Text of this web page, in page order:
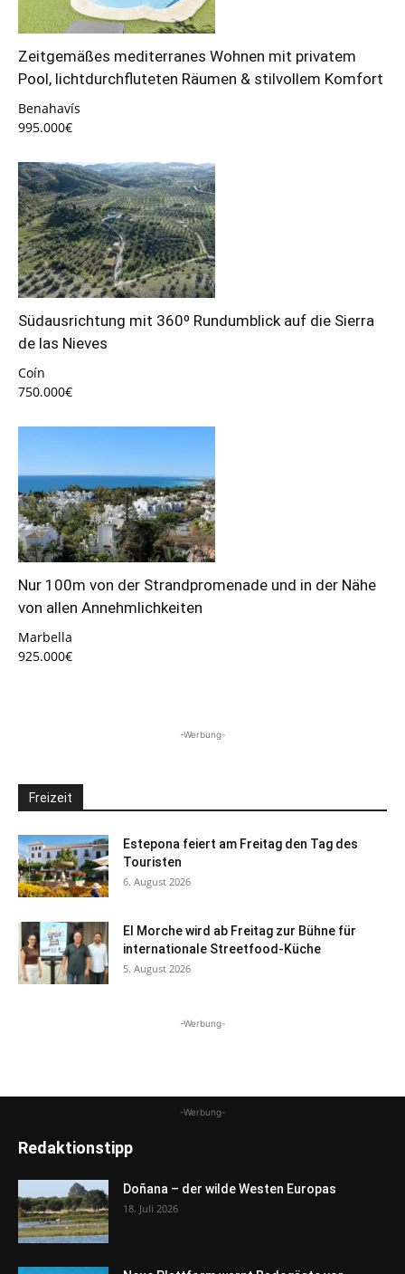
Zeitgemäßes mediterranes Wohnen mit privatem
Pool, lichtdurchfluteten Räumen & stilvollem Komfort
Benahavís
995.000€
Südausrichtung mit 360º Rundumblick auf die Sierra
de las Nieves
Coín
750.000€
Nur 100m von der Strandpromenade und in der Nähe
von allen Annehmlichkeiten
Marbella
925.000€
-Werbung-
Freizeit
Estepona feiert am Freitag den Tag des
Touristen
6. August 2026
El Morche wird ab Freitag zur Bühne für
internationale Streetfood-Küche
5. August 2026
-Werbung-
-Werbung-
Redaktionstipp
Doñana – der wilde Westen Europas
18. Juli 2026